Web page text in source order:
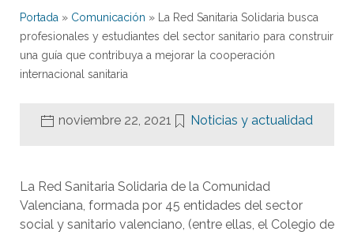
Portada » Comunicación »
La Red Sanitaria Solidaria busca
profesionales y estudiantes del sector sanitario para construir
una guía que contribuya a mejorar la cooperación
internacional sanitaria
noviembre 22, 2021 Noticias y actualidad
La Red Sanitaria Solidaria de la Comunidad
Valenciana, formada por 45 entidades del sector
social y sanitario valenciano, (entre ellas, el Colegio de